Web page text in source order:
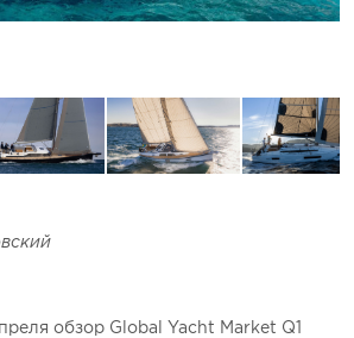
обзор Global Yacht Market Q1